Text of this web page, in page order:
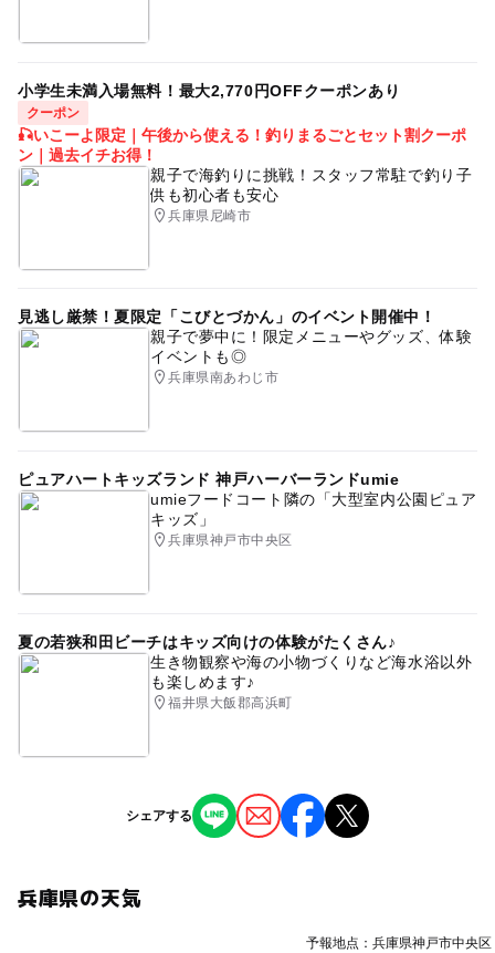
小学生未満入場無料！最大2,770円OFFクーポンあり
クーポン
🎣いこーよ限定｜午後から使える！釣りまるごとセット割クーポ
ン｜過去イチお得！
親子で海釣りに挑戦！スタッフ常駐で釣り子
供も初心者も安心
兵庫県尼崎市
見逃し厳禁！夏限定「こびとづかん」のイベント開催中！
親子で夢中に！限定メニューやグッズ、体験
イベントも◎
兵庫県南あわじ市
ピュアハートキッズランド 神戸ハーバーランドumie
umieフードコート隣の「大型室内公園ピュア
キッズ」
兵庫県神戸市中央区
夏の若狭和田ビーチはキッズ向けの体験がたくさん♪
生き物観察や海の小物づくりなど海水浴以外
も楽しめます♪
福井県大飯郡高浜町
シェアする
兵庫県の天気
予報地点：兵庫県神戸市中央区